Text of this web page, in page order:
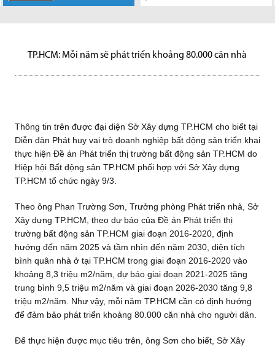
vấn đề được
Theo bà Nguyễn
Mặc dù pháp luật
Thông tin trên
TP.HCM: Mỗi năm sẽ phát triển khoảng 80.000 căn nhà
Thông tin trên được đại diện Sở Xây dựng TP.HCM cho biết tại
Diễn đàn Phát huy vai trò doanh nghiệp bất động sản triển khai
thực hiện Đề án Phát triển thị trường bất động sản TP.HCM do
Hiệp hội Bất động sản TP.HCM phối hợp với Sở Xây dựng
TP.HCM tổ chức ngày 9/3.
Theo ông Phan Trường Sơn, Trưởng phòng Phát triển nhà, Sở
Xây dựng TP.HCM, theo dự báo của Đề án Phát triển thị
trường bất động sản TP.HCM giai đoạn 2016-2020, định
hướng đến năm 2025 và tầm nhìn đến năm 2030, diện tích
bình quân nhà ở tại TP.HCM trong giai đoạn 2016-2020 vào
khoảng 8,3 triệu m2/năm, dự báo giai đoạn 2021-2025 tăng
trung bình 9,5 triệu m2/năm và giai đoạn 2026-2030 tăng 9,8
triệu m2/năm. Như vậy, mỗi năm TP.HCM cần có định hướng
để đảm bảo phát triển khoảng 80.000 căn nhà cho người dân.
Để thực hiện được mục tiêu trên, ông Sơn cho biết, Sở Xây